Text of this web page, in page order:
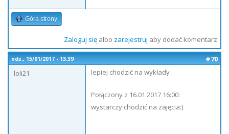
Góra strony
Zaloguj sięalbo zarejestruj aby dodać komentarz
ndz., 15/01/2017 - 13:39
#70
loli21
lepiej chodzić na wykłady
Połączony z 16.01.2017 16:00:
wystarczy chodzić na zajęcia:)